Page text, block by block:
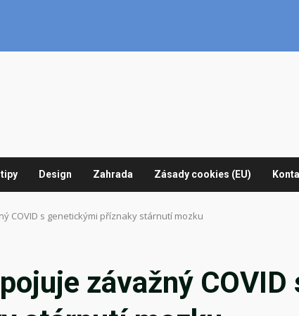
Design Zahrada Zásady cookies (EU)
COVID s genetickými příznaky stárnutí mozku
závažný COVID